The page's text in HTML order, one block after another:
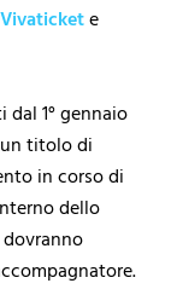
e
1° gennaio
titolo di
in corso di
dello